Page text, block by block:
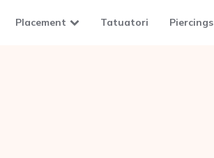
Placement Tatuatori Piercings